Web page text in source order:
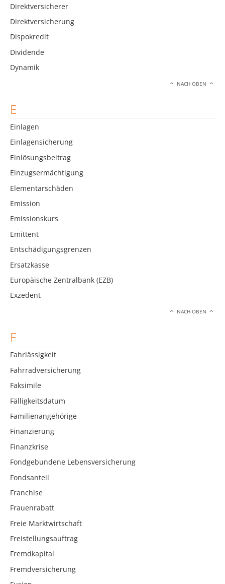
Direktversicherer
Direktversicherung
Dispokredit
Dividende
Dynamik
NACH OBEN
E
Einlagen
Einlagensicherung
Einlösungsbeitrag
Einzugsermächtigung
Elementarschäden
Emission
Emissionskurs
Emittent
Entschädigungsgrenzen
Ersatzkasse
Europäische Zentralbank (EZB)
Exzedent
NACH OBEN
F
Fahrlässigkeit
Fahrradversicherung
Faksimile
Fälligkeitsdatum
Familienangehörige
Finanzierung
Finanzkrise
Fondgebundene Lebensversicherung
Fondsanteil
Franchise
Frauenrabatt
Freie Marktwirtschaft
Freistellungsauftrag
Fremdkapital
Fremdversicherung